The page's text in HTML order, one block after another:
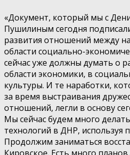
«Документ, который мы с
Пушилиным сегодня
развития отношений между
области социально-
сейчас уже должны думать о
области экономики, в
культуры. И те наработки,
за время выстраивания
отношений, легли в основу
Мы сейчас будем много
технологий в ДНР, используя
Продолжим заниматься